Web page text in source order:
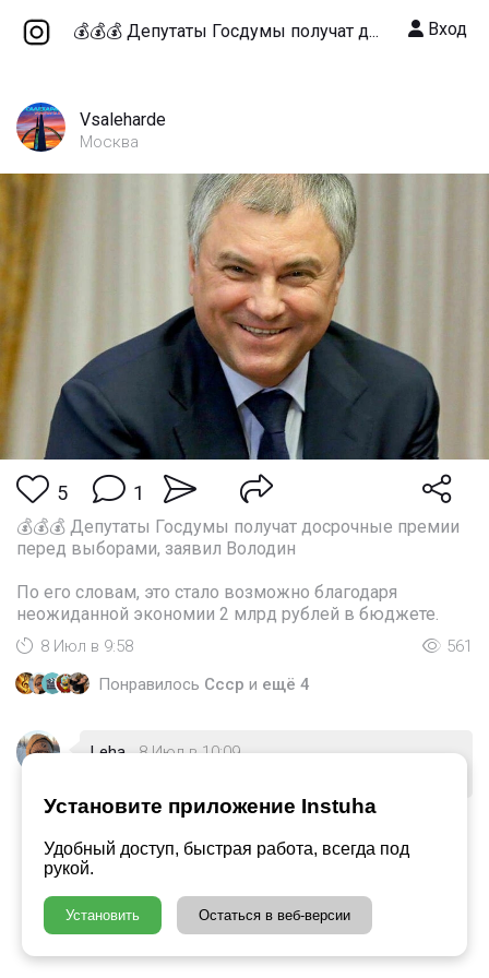
Установите приложение Instuha
Удобный доступ, быстрая работа, всегда под
рукой.
Установить Остаться в веб-версии
💰💰💰 Депутаты Госдумы получат д... Вход
Vsaleharde
Москва
5 1
💰💰💰 Депутаты Госдумы получат досрочные премии
перед выборами, заявил Володин
По его словам, это стало возможно благодаря
неожиданной экономии 2 млрд рублей в бюджете.
8 Июл в 9:58
561
Понравилось Cccp и ещё 4
Leha
8 Июл в 10:09